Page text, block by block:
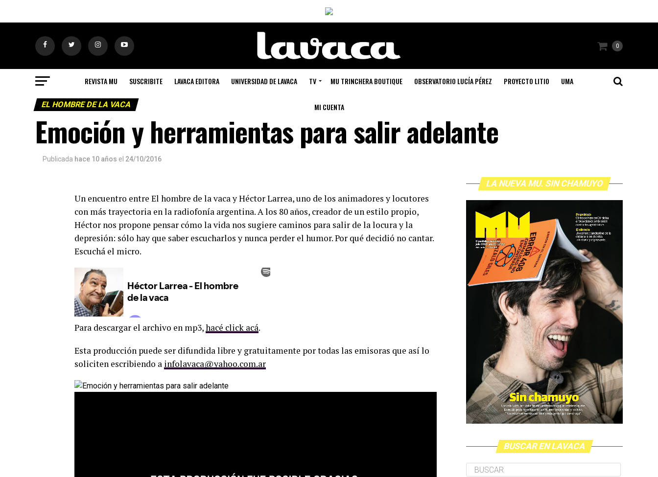
0
REVISTA MU SUSCRIBITE LAVACA EDITORA UNIVERSIDAD DE LAVACA TV MU TRINCHERA BOUTIQUE OBSERVATORIO LUCÍA PÉREZ PROYECTO LITIO UMA
MI CUENTA
EL HOMBRE DE LA VACA
Emoción y herramientas para salir adelante
Publicada hace 10 años el 24/10/2016
Un encuentro entre El hombre de la vaca y Héctor Larrea, uno de los animadores y locutores
con más trayectoria en la radiofonía argentina. A los 80 años, creador de un estilo propio,
Héctor nos propone pensar cómo la vida nos sugiere caminos para salir de la locura y la
depresión: sólo hay que saber escucharlos y nunca perder el humor. Por qué decidió no cantar.
Escuchá el micro.
Para descargar el archivo en mp3,hacé click acá.
Esta producción puede ser difundida libre y gratuitamente por todas las emisoras que así lo
soliciten escribiendo a infolavaca@yahoo.com.ar
LA NUEVA MU. SIN CHAMUYO
BUSCAR EN LAVACA